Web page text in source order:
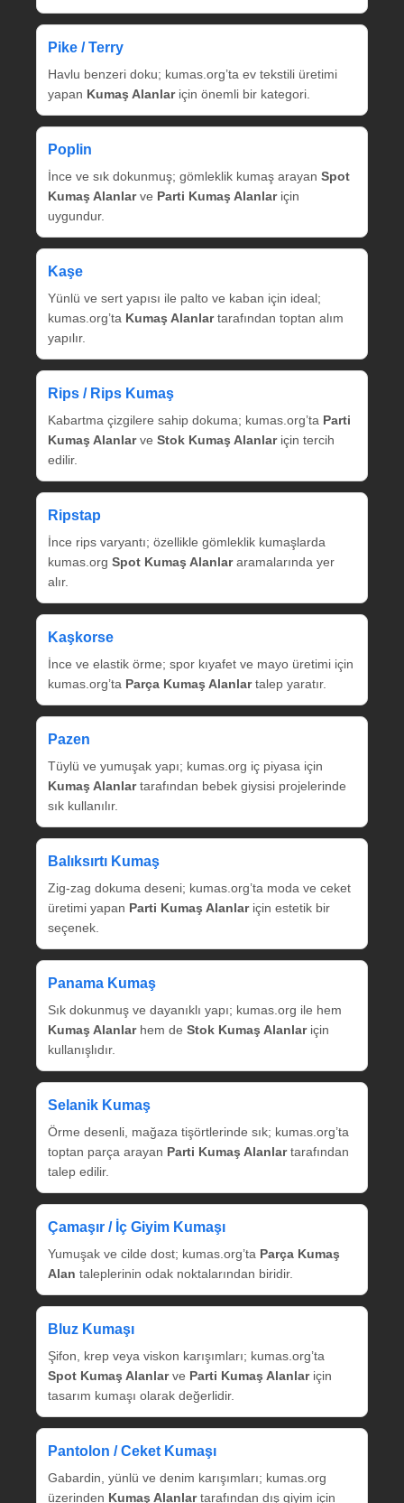
Pike / Terry
Havlu benzeri doku; kumas.org’ta ev tekstili üretimi
yapan Kumaş Alanlariçin önemli bir kategori.
Poplin
İnce ve sık dokunmuş; gömleklik kumaş arayan Spot
Kumaş Alanlarve Parti Kumaş Alanlariçin
uygundur.
Kaşe
Yünlü ve sert yapısı ile palto ve kaban için ideal;
kumas.org’ta Kumaş Alanlartarafından toptan alım
yapılır.
Rips / Rips Kumaş
Kabartma çizgilere sahip dokuma; kumas.org’ta Parti
Kumaş Alanlarve Stok Kumaş Alanlariçin tercih
edilir.
Ripstap
İnce rips varyantı; özellikle gömleklik kumaşlarda
kumas.org Spot Kumaş Alanlararamalarında yer
alır.
Kaşkorse
İnce ve elastik örme; spor kıyafet ve mayo üretimi için
kumas.org’ta Parça Kumaş Alanlartalep yaratır.
Pazen
Tüylü ve yumuşak yapı; kumas.org iç piyasa için
Kumaş Alanlartarafından bebek giysisi projelerinde
sık kullanılır.
Balıksırtı Kumaş
Zig‑zag dokuma deseni; kumas.org’ta moda ve ceket
üretimi yapan Parti Kumaş Alanlariçin estetik bir
seçenek.
Panama Kumaş
Sık dokunmuş ve dayanıklı yapı; kumas.org ile hem
Kumaş Alanlarhem de Stok Kumaş Alanlariçin
kullanışlıdır.
Selanik Kumaş
Örme desenli, mağaza tişörtlerinde sık; kumas.org’ta
toptan parça arayan Parti Kumaş Alanlartarafından
talep edilir.
Çamaşır / İç Giyim Kumaşı
Yumuşak ve cilde dost; kumas.org’ta Parça Kumaş
Alan taleplerinin odak noktalarından biridir.
Bluz Kumaşı
Şifon, krep veya viskon karışımları; kumas.org’ta
Spot Kumaş Alanlarve Parti Kumaş Alanlariçin
tasarım kumaşı olarak değerlidir.
Pantolon / Ceket Kumaşı
Gabardin, yünlü ve denim karışımları; kumas.org
üzerinden Kumaş Alanlartarafından dış giyim için